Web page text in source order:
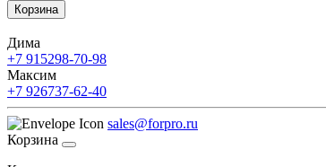
Корзина
Дима
+7 915298-70-98
Максим
+7 926737-62-40
sales@forpro.ru
Корзина